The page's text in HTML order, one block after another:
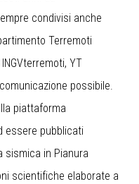
condivisi anche
Terremoti
INGVterremoti, YT
possibile.
piattaforma
essere pubblicati
sismica in Pianura
scientifiche elaborate a